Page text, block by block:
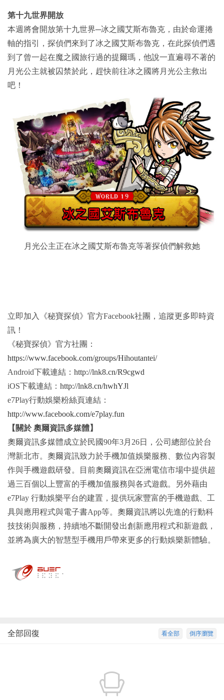
第十九世界開放
本週將會開放第十九世界─冰之國艾斯布魯克，由於命運捲
軸的指引，探偵們來到了冰之國艾斯布魯克，在此探偵們遇
到了曾一起在魔之國旅行過的提爾瑪，他說一直遍尋不著的
月光公主就被囚禁於此，趕快前往冰之國將月光公主救出
吧！
月光公主正在冰之國艾斯布魯克等著探偵們解救她
立即加入《秘寶探偵》官方Facebook社團，追蹤更多即時資
訊！
《秘寶探偵》官方社團：
https://www.facebook.com/groups/Hihoutantei/
Android下載連結： http://lnk8.cn/R9cgwd
iOS下載連結： http://lnk8.cn/hwhYJl
e7Play行動娛樂粉絲頁連結：
http://www.facebook.com/e7play.fun
【關於 奧爾資訊多媒體】
奧爾資訊多媒體成立於民國90年3月26日，公司總部位於台
灣新北市。奧爾資訊致力於手機加值娛樂服務、數位內容製
作與手機遊戲研發。目前奧爾資訊在亞洲電信市場中提供超
過三百個以上豐富的手機加值服務與各式遊戲。另外藉由
e7Play 行動娛樂平台的建置，提供玩家豐富的手機遊戲、工
具與應用程式與電子書App等。奧爾資訊將以先進的行動科
技技術與服務，持續地不斷開發出創新應用程式和新遊戲，
並將為廣大的智慧型手機用戶帶來更多的行動娛樂新體驗。
倒序瀏覽
看全部
全部回復